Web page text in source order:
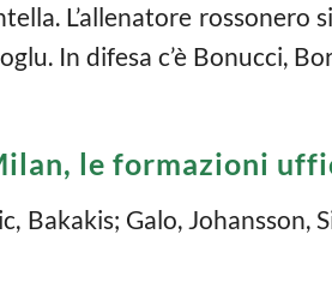
L’allenatore rossonero
In difesa c’è Bonucci,
le formazioni
Bakakis; Galo, Johansson,